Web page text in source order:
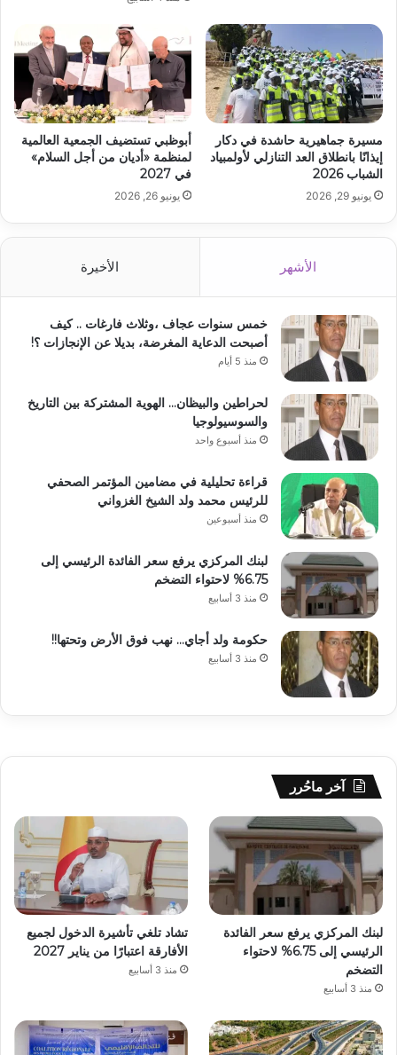
مسيرة جماهيرية حاشدة في دكار
إيذانًا بانطلاق العد التنازلي لأولمبياد
الشباب 2026
يونيو 29, 2026
أبوظبي تستضيف الجمعية العالمية
لمنظمة «أديان من أجل السلام»
في 2027
يونيو 26, 2026
الأشهر الأخيرة
خمس سنوات عجاف ،وثلاث فارغات .. كيف
أصبحت الدعاية المغرضة، بديلا عن الإنجازات ؟!
منذ 5 أيام
لحراطين والبيظان… الهوية المشتركة بين التاريخ
والسوسيولوجيا
منذ أسبوع واحد
قراءة تحليلية في مضامين المؤتمر الصحفي
للرئيس محمد ولد الشيخ الغزواني
منذ أسبوعين
لبنك المركزي يرفع سعر الفائدة الرئيسي إلى
6.75% لاحتواء التضخم
منذ 3 أسابيع
حكومة ولد أجاي… نهب فوق الأرض وتحتها!!
منذ 3 أسابيع
آخر ماحُرر
لبنك المركزي يرفع سعر الفائدة
الرئيسي إلى 6.75% لاحتواء
التضخم
منذ 3 أسابيع
تشاد تلغي تأشيرة الدخول لجميع
الأفارقة اعتبارًا من يناير 2027
منذ 3 أسابيع